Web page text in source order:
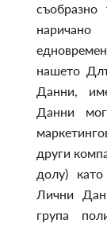
съобразно
нашето
Данни,
Данни
други
долу)
Лични
група